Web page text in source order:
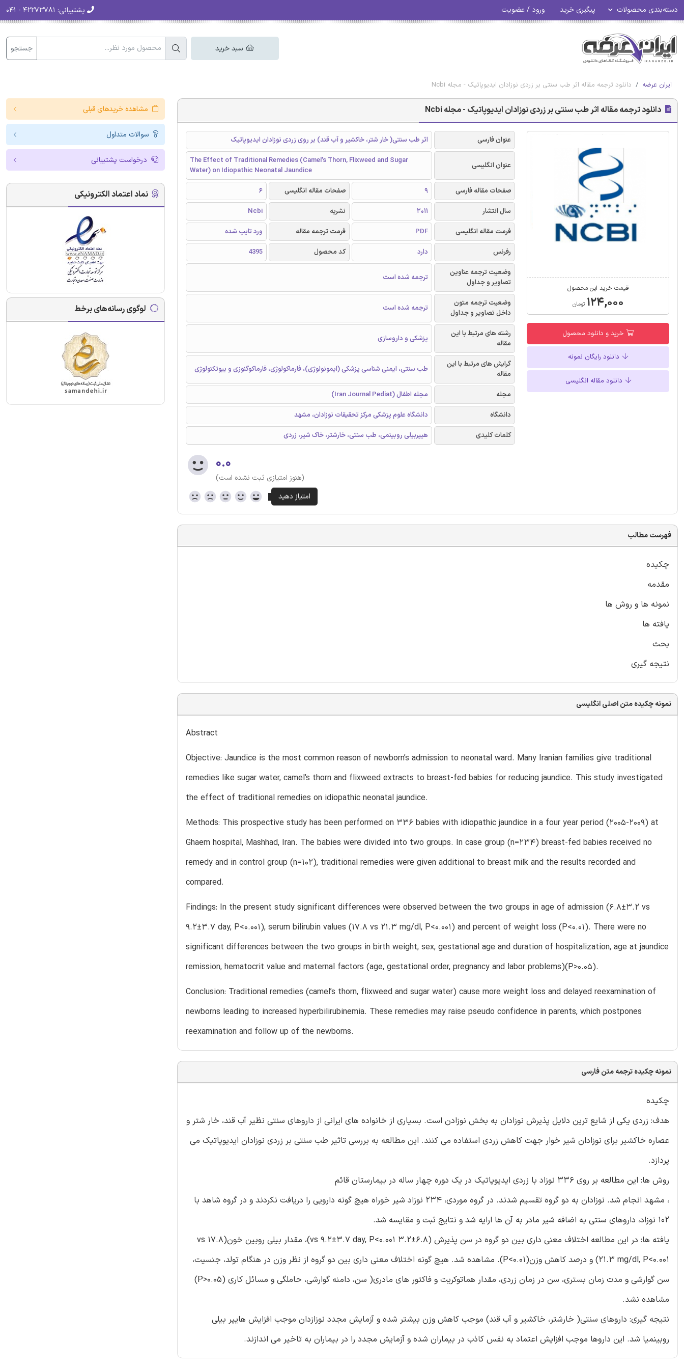
دسته‌بندی محصولات پیگیری خرید ورود / عضویت پشتیبانی:
سبد خرید جستجو
ایران عرضه دانلود ترجمه مقاله اثر طب سنتی بر زردی نوزادان ایدیوپاتیک - مجله Ncbi
دانلود ترجمه مقاله اثر طب سنتی بر زردی نوزادان ایدیوپاتیک - مجله Ncbi
قیمت خرید این محصول
۱۲۴,۰۰۰ تومان
خرید و دانلود محصول
دانلود رایگان نمونه
دانلود مقاله انگلیسی
عنوان فارسی اثر طب سنتی( خار شتر، خاکشیر و آب قند) بر روی زردی نوزادان ایدیوپاتیک
عنوان انگلیسی
The Effect of Traditional Remedies (Camel’s Thorn, Flixweed and Sugar
Water) on Idiopathic Neonatal Jaundice
صفحات مقاله فارسی
9 صفحات مقاله انگلیسی
6
سال انتشار
2011 نشریه
Ncbi
فرمت مقاله انگلیسی
PDF فرمت ترجمه مقاله
ورد تایپ شده
رفرنس
دارد کد محصول
4395
وضعیت ترجمه عناوین
تصاویر و جداول
ترجمه شده است
وضعیت ترجمه متون
داخل تصاویر و جداول
ترجمه شده است
رشته های مرتبط با این
مقاله
پزشکی و داروسازی
گرایش های مرتبط با این
مقاله
طب سنتی، ایمنی شناسی پزشکی (ایمونولوژی)، فارماکولوژی، فارماکوگنوزی و بیوتکنولوژی
مجله
مجله اطفال (Iran Journal Pediat)
دانشگاه
دانشگاه علوم پزشکی مرکز تحقیقات نوزادان، مشهد
کلمات کلیدی
هیپربیلی روبینمی، طب سنتی، خارشتر، خاک شیر، زردی
۰.۰
(هنوز امتیازی ثبت نشده است)
فهرست مطالب
چکیده
مقدمه
نمونه ها و روش ها
یافته ها
بحث
نتیجه گیری
نمونه چکیده متن اصلی انگلیسی
Abstract
Objective: Jaundice is the most common reason of newborn’s admission to neonatal ward. Many Iranian families give traditional
remedies like sugar water, camel’s thorn and flixweed extracts to breast-fed babies for reducing jaundice. This study investigated
the effect of traditional remedies on idiopathic neonatal jaundice.
Methods: This prospective study has been performed on 336 babies with idiopathic jaundice in a four year period (2005-2009) at
Ghaem hospital, Mashhad, Iran. The babies were divided into two groups. In case group (n=234) breast-fed babies received no
remedy and in control group (n=102), traditional remedies were given additional to breast milk and the results recorded and
compared.
Findings: In the present study significant differences were observed between the two groups in age of admission (6.8±۳.۲ vs
9.2±۳.۷ day, P<0.001), serum bilirubin values (17.8 vs 21.3 mg/dl, P<0.001) and percent of weight loss (P<0.01). There were no
significant differences between the two groups in birth weight, sex, gestational age and duration of hospitalization, age at jaundice
remission, hematocrit value and maternal factors (age, gestational order, pregnancy and labor problems)(P>0.05).
Conclusion: Traditional remedies (camel’s thorn, flixweed and sugar water) cause more weight loss and delayed reexamination of
newborns leading to increased hyperbilirubinemia. These remedies may raise pseudo confidence in parents, which postpones
reexamination and follow up of the newborns.
نمونه چکیده ترجمه متن فارسی
چکیده
هدف: زردی یکی از شایع ترین دلایل پذیرش نوزادان به بخش نوزادن است. بسیاری از خانواده های ایرانی از داروهای سنتی نظیر آب قند، خار شتر و
عصاره خاکشیر برای نوزادان شیر خوار جهت کاهش زردی استفاده می کنند. این مطالعه به بررسی تاثیر طب سنتی بر زردی نوزادان ایدیوپاتیک می
پردازد.
روش ها: این مطالعه بر روی 336 نوزاد با زردی ایدیوپاتیک در یک دوره چهار ساله در بیمارستان قائم
، مشهد انجام شد. نوزادان به دو گروه تقسیم شدند. در گروه موردی، 234 نوزاد شیر خوراه هیچ گونه دارویی را دریافت نکردند و در گروه شاهد با
102 نوزاد، داروهای سنتی به اضافه شیر مادر به آن ها ارایه شد و نتایج ثبت و مقایسه شد.
یافته ها: در این مطالعه اختلاف معنی داری بین دو گروه در سن پذیرش (6.8±3.2 vs 9.2±3.7 day, P<0.001)، مقدار بیلی روبین خون(17.8 vs
21.3 mg/dl, P<0.001) و درصد کاهش وزن(P<0.01). مشاهده شد. هیچ گونه اختلاف معنی داری بین دو گروه از نظر وزن در هنگام تولد، جنسیت،
سن گوارشی و مدت زمان بستری، سن در زمان زردی، مقدار هماتوکریت و فاکتور های مادری( سن، دامنه گوارشی، حاملگی و مسائل کاری (P>0.05)
مشاهده نشد.
نتیجه گیری: داروهای سنتی( خارشتر، خاکشیر و آب قند) موجب کاهش وزن بیشتر شده و آزمایش مجدد نوزازدان موجب افزایش هایپر بیلی
روبینمیا شد. این داروها موجب افزایش اعتماد به نفس کاذب در بیماران شده و آزمایش مجدد را در بیماران به تاخیر می اندازند.
مشاهده خریدهای قبلی
سوالات متداول
درخواست پشتیبانی
نماد اعتماد الکترونیکی
لوگوی رسانه‌های برخط